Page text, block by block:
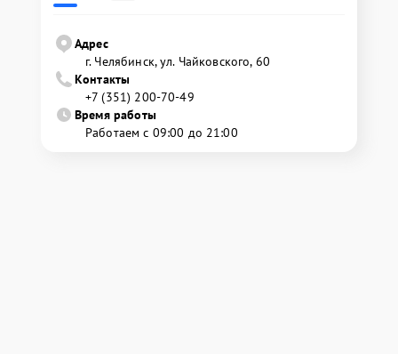
Адрес
г. Челябинск, ул. Чайковского, 60
Контакты
+7 (351) 200-70-49
Время работы
Работаем с 09:00 до 21:00